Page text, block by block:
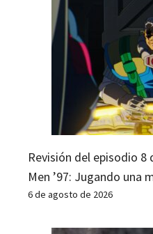
Revisión del episodio 8
Men ’97: Jugando una
6 de agosto de 2026